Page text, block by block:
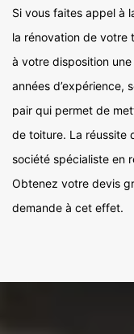
Si vous faites appel à
la rénovation de votre
à votre disposition
années d’expérience,
pair qui permet de
de toiture. La réussite
société spécialiste en
Obtenez votre devis
demande à cet effet.